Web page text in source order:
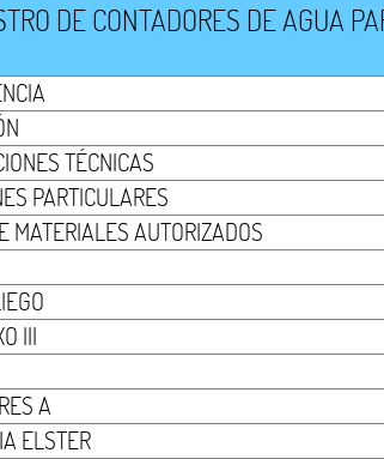
DE CONTADORES DE AGUA
TÉCNICAS
PARTICULARES
MATERIALES AUTORIZADOS
III
A
ELSTER